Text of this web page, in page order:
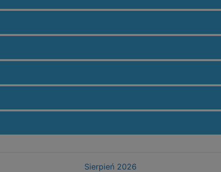
Sierpień 2026